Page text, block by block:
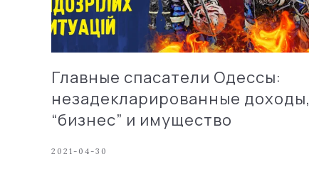
Главные спасатели Одессы:
незадекларированные доходы,
“бизнес” и имущество
2021-04-30